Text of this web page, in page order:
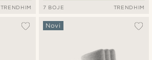
TRENDHIM 7 BOJE TRENDHIM
Novi